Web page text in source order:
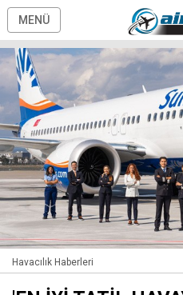
MENÜ
Havacılık Haberleri